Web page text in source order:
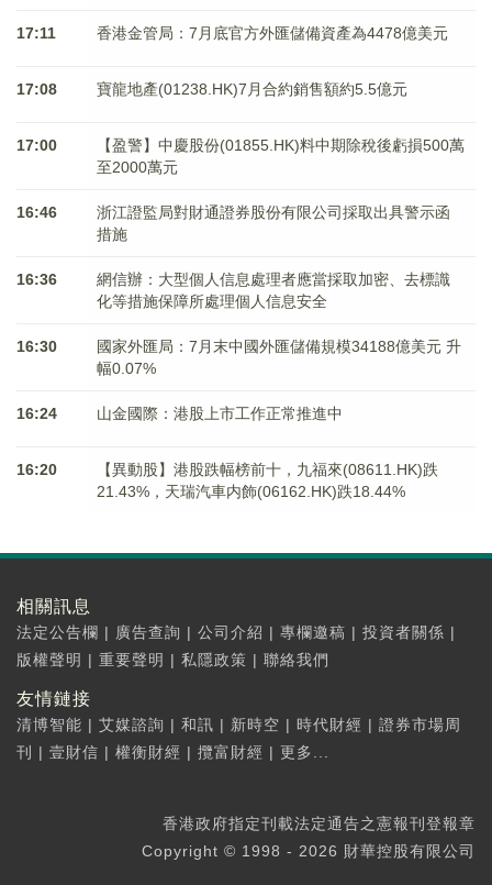
17:11 香港金管局：7月底官方外匯儲備資產為4478億美元
17:08 寶龍地產(01238.HK)7月合約銷售額約5.5億元
17:00
【盈警】中慶股份(01855.HK)料中期除稅後虧損500萬
至2000萬元
16:46
浙江證監局對財通證券股份有限公司採取出具警示函
措施
16:36
網信辦：大型個人信息處理者應當採取加密、去標識
化等措施保障所處理個人信息安全
16:30
國家外匯局：7月末中國外匯儲備規模34188億美元 升
幅0.07%
16:24 山金國際：港股上市工作正常推進中
16:20
【異動股】港股跌幅榜前十，九福來(08611.HK)跌
21.43%，天瑞汽車内飾(06162.HK)跌18.44%
相關訊息
法定公告欄 | 廣告查詢 | 公司介紹 | 專欄邀稿 | 投資者關係 |
版權聲明 | 重要聲明 | 私隱政策 | 聯絡我們
友情鏈接
清博智能 | 艾媒諮詢 | 和訊 | 新時空 | 時代財經 | 證券市場周
刊
| 壹財信 | 權衡財經 | 攬富財經 | 更多...
香港政府指定刊載法定通告之憲報刊登報章
Copyright © 1998 - 2026 財華控股有限公司